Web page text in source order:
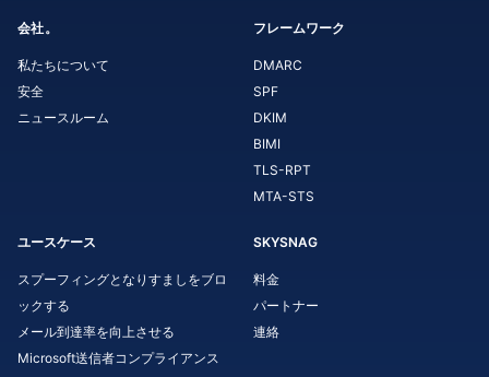
会社。
私たちについて
安全
ニュースルーム
フレームワーク
DMARC
SPF
DKIM
BIMI
TLS-RPT
MTA-STS
ユースケース
スプーフィングとなりすましをブロ
ックする
メール到達率を向上させる
Microsoft送信者コンプライアンス
SKYSNAG
料金
パートナー
連絡